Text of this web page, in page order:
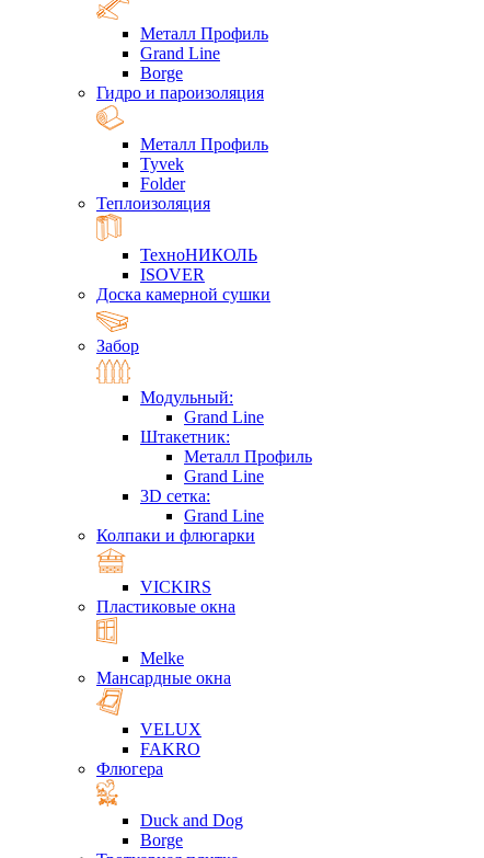
Металл Профиль
Grand Line
Borge
Гидро и пароизоляция
Металл Профиль
Tyvek
Folder
Теплоизоляция
ТехноНИКОЛЬ
ISOVER
Доска камерной сушки
Забор
Модульный:
Grand Line
Штакетник:
Металл Профиль
Grand Line
3D сетка:
Grand Line
Колпаки и флюгарки
VICKIRS
Пластиковые окна
Melke
Мансардные окна
VELUX
FAKRO
Флюгера
Duck and Dog
Borge